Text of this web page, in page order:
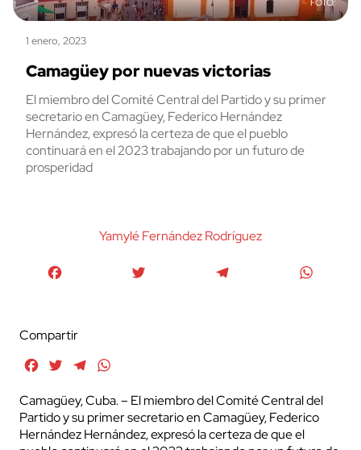
1 enero, 2023
Camagüey por nuevas victorias
El miembro del Comité Central del Partido y su primer
secretario en Camagüey, Federico Hernández
Hernández, expresó la certeza de que el pueblo
continuará en el 2023 trabajando por un futuro de
prosperidad
Yamylé Fernández Rodríguez
Compartir
FacebookTwitterTelegram
Camagüey, Cuba. – El miembro del Comité Central del
Partido y su primer secretario en Camagüey, Federico
Hernández Hernández, expresó la certeza de que el